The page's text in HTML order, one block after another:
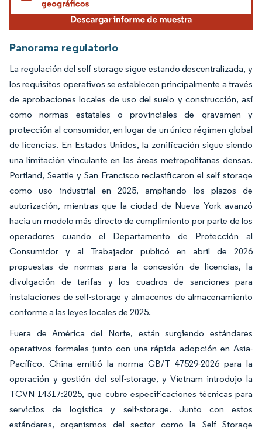
Panorama regulatorio
La regulación del self storage sigue estando descentralizada, y
los requisitos operativos se establecen principalmente a través
de aprobaciones locales de uso del suelo y construcción, así
como normas estatales o provinciales de gravamen y
protección al consumidor, en lugar de un único régimen global
de licencias. En Estados Unidos, la zonificación sigue siendo
una limitación vinculante en las áreas metropolitanas densas.
Portland, Seattle y San Francisco reclasificaron el self storage
como uso industrial en 2025, ampliando los plazos de
autorización, mientras que la ciudad de Nueva York avanzó
hacia un modelo más directo de cumplimiento por parte de los
operadores cuando el Departamento de Protección al
Consumidor y al Trabajador publicó en abril de 2026
propuestas de normas para la concesión de licencias, la
divulgación de tarifas y los cuadros de sanciones para
instalaciones de self-storage y almacenes de almacenamiento
conforme a las leyes locales de 2025.
Fuera de América del Norte, están surgiendo estándares
operativos formales junto con una rápida adopción en Asia-
Pacífico. China emitió la norma GB/T 47529-2026 para la
operación y gestión del self-storage, y Vietnam introdujo la
TCVN 14317:2025, que cubre especificaciones técnicas para
servicios de logística y self-storage. Junto con estos
estándares, organismos del sector como la Self Storage